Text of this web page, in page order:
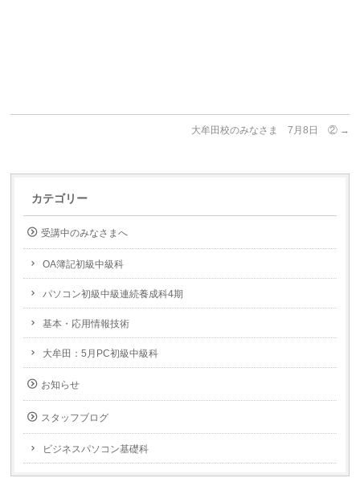
大牟田校のみなさま 7月8日 ② →
カテゴリー
受講中のみなさまへ
OA簿記初級中級科
パソコン初級中級連続養成科4期
基本・応用情報技術
大牟田：5月PC初級中級科
お知らせ
スタッフブログ
ビジネスパソコン基礎科